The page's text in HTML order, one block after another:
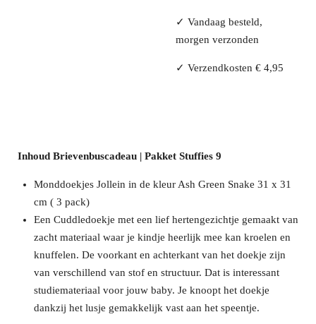
✓ Vandaag besteld,
morgen verzonden
✓ Verzendkosten € 4,95
Inhoud Brievenbuscadeau | Pakket Stuffies 9
Monddoekjes Jollein in de kleur Ash Green Snake 31 x 31
cm ( 3 pack)
Een Cuddledoekje met een lief hertengezichtje gemaakt van
zacht materiaal waar je kindje heerlijk mee kan kroelen en
knuffelen. De voorkant en achterkant van het doekje zijn
van verschillend van stof en structuur. Dat is interessant
studiemateriaal voor jouw baby. Je knoopt het doekje
dankzij het lusje gemakkelijk vast aan het speentje.